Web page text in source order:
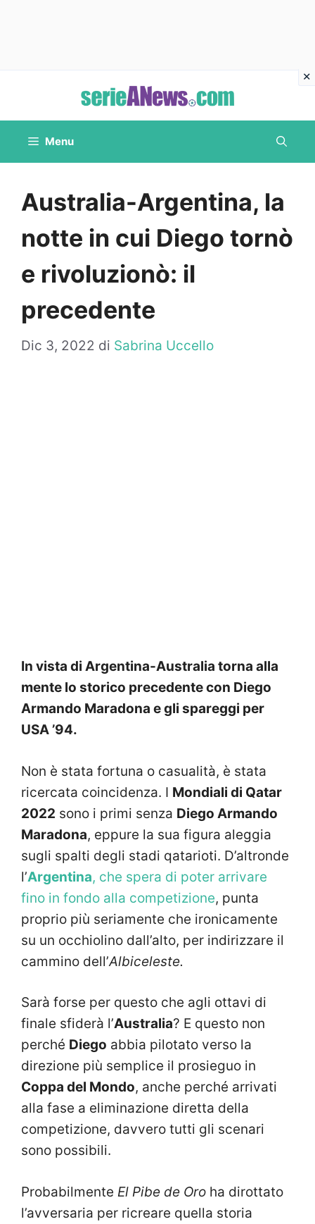
contenuto
Menu
Australia-Argentina, la
notte in cui Diego tornò
e rivoluzionò: il
precedente
Dic 3, 2022 di Sabrina Uccello
In vista di Argentina-Australia torna alla
mente lo storico precedente con Diego
Armando Maradona e gli spareggi per
USA ’94.
Non è stata fortuna o casualità, è stata
ricercata coincidenza. I Mondiali di Qatar
2022 sono i primi senza Diego Armando
Maradona, eppure la sua figura aleggia
sugli spalti degli stadi qatarioti. D’altronde
l’Argentina, che spera di poter arrivare
fino in fondo alla competizione, punta
proprio più seriamente che ironicamente
su un occhiolino dall’alto, per indirizzare il
cammino dell’Albiceleste.
Sarà forse per questo che agli ottavi di
finale sfiderà l’Australia? E questo non
perché Diego abbia pilotato verso la
direzione più semplice il prosieguo in
Coppa del Mondo, anche perché arrivati
alla fase a eliminazione diretta della
competizione, davvero tutti gli scenari
sono possibili.
Probabilmente El Pibe de Oro ha dirottato
l’avversaria per ricreare quella storia